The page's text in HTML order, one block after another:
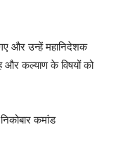
और उन्हें महानिदेशक
और कल्याण के विषयों को
कमांड